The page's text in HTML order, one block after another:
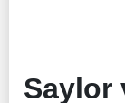
Saylor